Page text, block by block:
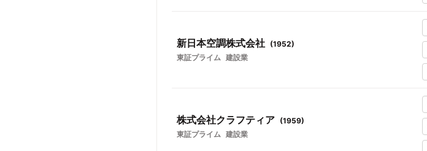
新日本空調株式会社 (1952)
東証プライム 建設業
株式会社クラフティア (1959)
東証プライム 建設業